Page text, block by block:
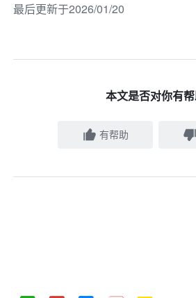
最后更新于2026/01/20
本文是否对你有
有帮助